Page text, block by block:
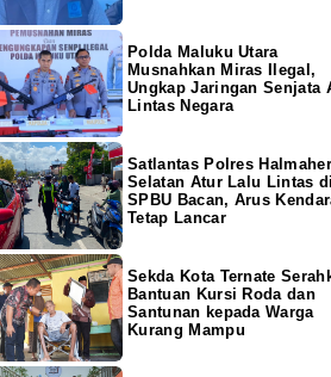
Polda Maluku Utara
Musnahkan Miras Ilegal,
Ungkap Jaringan Senjata
Lintas Negara
Satlantas Polres
Selatan Atur Lalu Lintas di
SPBU Bacan, Arus
Tetap Lancar
Sekda Kota Ternate
Bantuan Kursi Roda dan
Santunan kepada Warga
Kurang Mampu